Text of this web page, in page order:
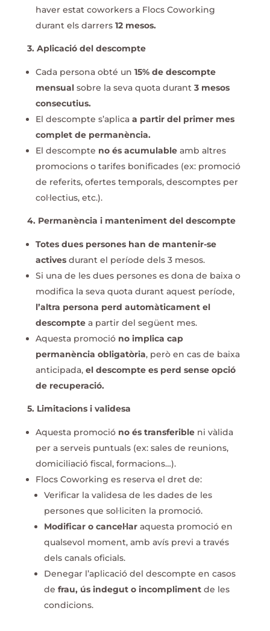
haver estat coworkers a Flocs Coworking
durant els darrers 12 mesos.
3. Aplicació del descompte
Cada persona obté un 15% de descompte
mensualsobre la seva quota durant 3 mesos
consecutius.
El descompte s’aplica a partir del primer mes
complet de permanència.
El descompte no és acumulableamb altres
promocions o tarifes bonificades (ex: promoció
de referits, ofertes temporals, descomptes per
col·lectius, etc.).
4. Permanència i manteniment del descompte
Totes dues persones han de mantenir-se
activesdurant el període dels 3 mesos.
Si una de les dues persones es dona de baixa o
modifica la seva quota durant aquest període,
l’altra persona perd automàticament el
descomptea partir del següent mes.
Aquesta promoció no implica cap
permanència obligatòria, però en cas de baixa
anticipada, el descompte es perd sense opció
de recuperació.
5. Limitacions i validesa
Aquesta promoció no és transferibleni vàlida
per a serveis puntuals (ex: sales de reunions,
domiciliació fiscal, formacions…).
Flocs Coworking es reserva el dret de:
Verificar la validesa de les dades de les
persones que sol·liciten la promoció.
Modificar o cancel·laraquesta promoció en
qualsevol moment, amb avís previ a través
dels canals oficials.
Denegar l’aplicació del descompte en casos
de frau, ús indegut o incomplimentde les
condicions.